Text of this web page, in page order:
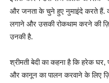
और जनता के चुने हुए नुमाइंदे करते हैं.
लगाने और उसकी रोकथाम करने की
उनकी है.
श्रीमती बेदी का कहना है कि हरेक घर,
और कानून का पालन करवाने के लिए